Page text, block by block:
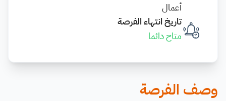
أعمال
تاريخ انتهاء الفرصة
متاح دائما
وصف الفرصة